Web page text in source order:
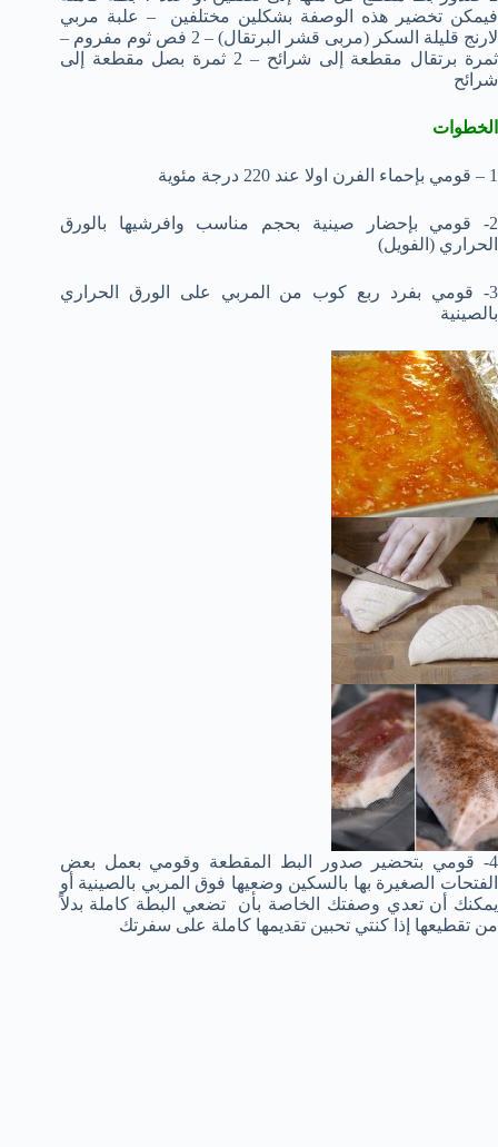
فيمكن تخضير هذه الوصفة بشكلين مختلفين – علبة مربي
لارنج قليلة السكر (مربى قشر البرتقال) – 2 فص ثوم مفروم –
ثمرة برتقال مقطعة إلى شرائح – 2 ثمرة بصل مقطعة إلى
شرائح
الخطوات
1 – قومي بإحماء الفرن اولا عند 220 درجة مئوية
2- قومي بإحضار صينية بحجم مناسب وافرشيها بالورق
الحراري (الفويل)
3- قومي بفرد ربع كوب من المربي على الورق الحراري
بالصينية
4- قومي بتحضير صدور البط المقطعة وقومي بعمل بعض
الفتحات الصغيرة بها بالسكين وضعيها فوق المربي بالصينية أو
يمكنك أن تعدي وصفتك الخاصة بأن تضعي البطة كاملة بدلاً
من تقطيعها إذا كنتي تحبين تقديمها كاملة على سفرتك